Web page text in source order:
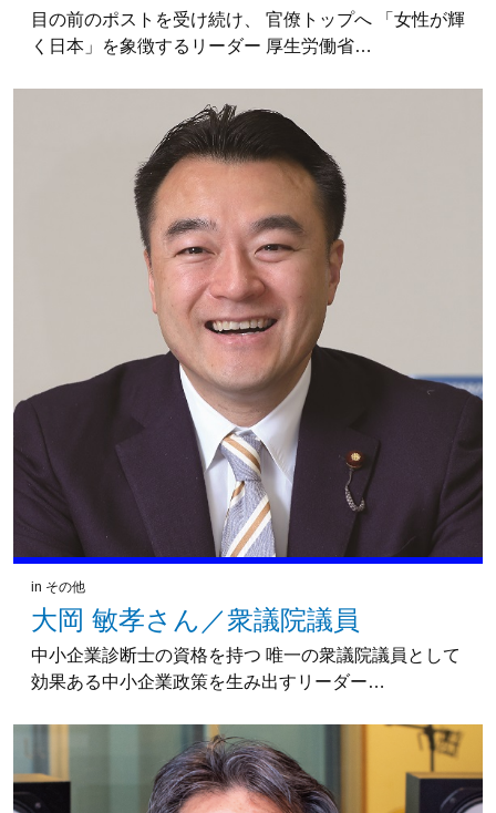
目の前のポストを受け続け、 官僚トップへ 「女性が輝
く日本」を象徴するリーダー 厚生労働省…
in その他
大岡 敏孝さん／衆議院議員
中小企業診断士の資格を持つ 唯一の衆議院議員として
効果ある中小企業政策を生み出すリーダー…